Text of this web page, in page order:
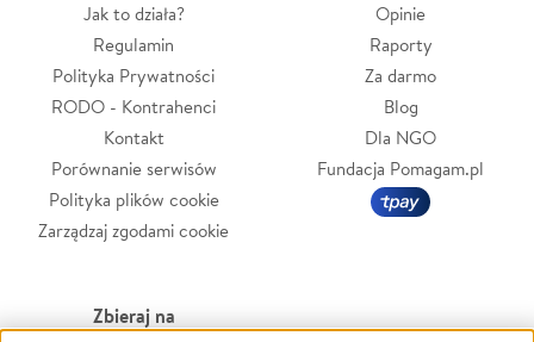
Jak to działa?
Regulamin
Polityka Prywatności
RODO - Kontrahenci
Kontakt
Porównanie serwisów
Polityka plików cookie
Zarządzaj zgodami cookie
Opinie
Raporty
Za darmo
Blog
Dla NGO
Fundacja Pomagam.pl
Zbieraj na